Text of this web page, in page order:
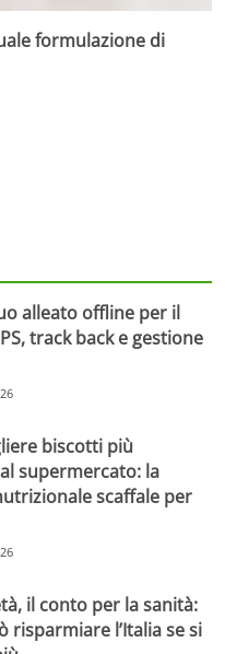
formulazione di
alleato offline per il
track back e gestione
biscotti più
supermercato: la
scaffale per
il conto per la sanità:
risparmiare l’Italia se si